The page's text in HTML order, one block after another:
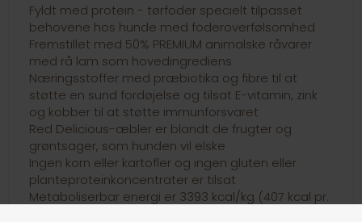
Fyldt med protein - tørfoder specielt tilpasset
behovene hos hunde med foderoverfølsomhed
Fremstillet med 50% PREMIUM animalske råvarer
med rå lam som hovedingrediens
Næringsstoffer med præbiotika og fibre til at
støtte en sund fordøjelse og tilsat E-vitamin, zink
og kobber til at støtte immunforsvaret
Red Delicious-æbler er blandt de frugter og
grøntsager, som hunden vil elske
Ingen korn eller kartofler og ingen gluten eller
planteproteinkoncentrater er tilsat
Metaboliserbar energi er 3393 kcal/kg (407 kcal pr.